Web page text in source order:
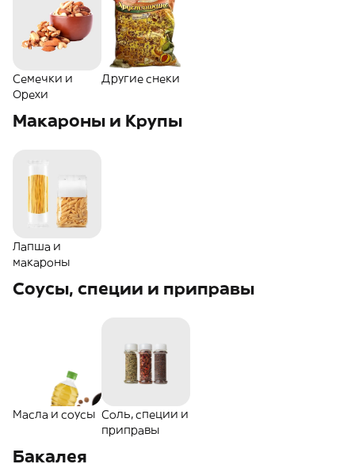
Семечки и
Орехи
Другие снеки
Макароны и Крупы
Лапша и
макароны
Соусы, специи и приправы
Масла и соусы Соль, специи и
приправы
Бакалея